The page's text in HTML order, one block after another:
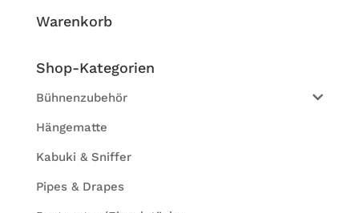
Waren­korb
Shop-Kate­go­rien
Bühnenzubehör
Hängematte
Kabuki & Sniffer
Pipes & Drapes